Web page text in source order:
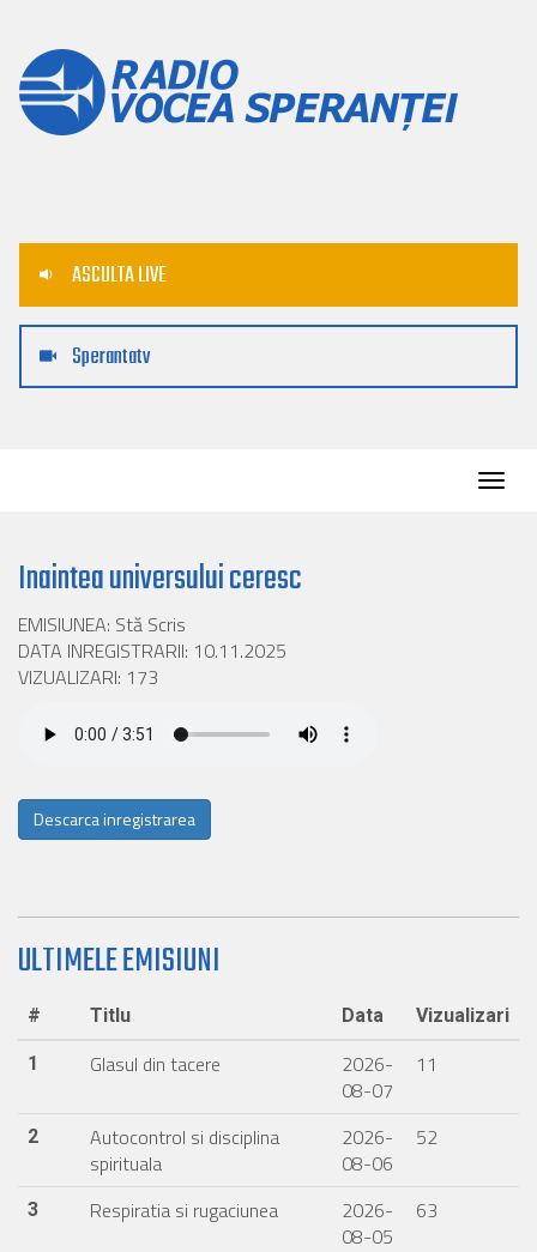
ASCULTA LIVE
Sperantatv
Inaintea universului ceresc
EMISIUNEA: Stă Scris
DATA INREGISTRARII: 10.11.2025
VIZUALIZARI: 173
Descarca inregistrarea
ULTIMELE EMISIUNI
# Titlu Data Vizualizari
1 Glasul din tacere
2026-
08-07
11
2
Autocontrol si disciplina
spirituala
2026-
08-06
52
3 Respiratia si rugaciunea
2026-
08-05
63